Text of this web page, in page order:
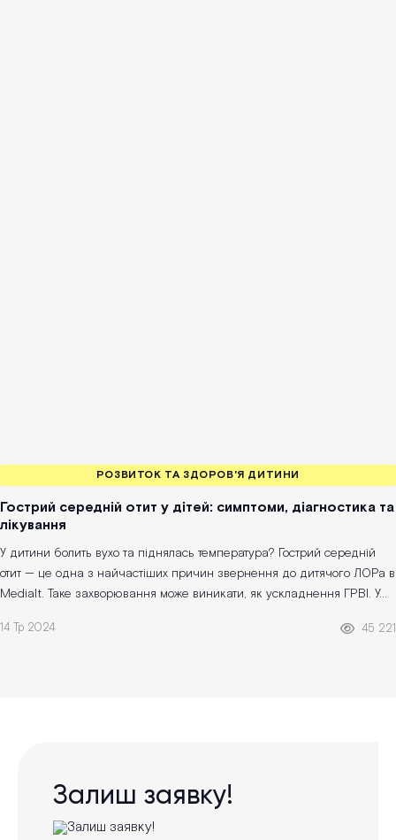
РОЗВИТОК ТА ЗДОРОВ'Я ДИТИНИ
Гострий середній отит у дітей: симптоми, діагностика та
лікування
У дитини болить вухо та піднялась температура? Гострий середній
отит — це одна з найчастіших причин звернення до дитячого ЛОРа в
Medialt. Таке захворювання може виникати, як ускладнення ГРВІ. У...
14 Тр 2024 45 221
Залиш заявку!